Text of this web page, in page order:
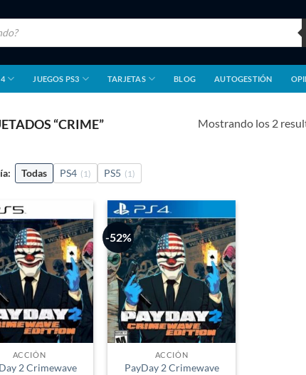
JUEGOS PS3 TARJETAS BLOG AUTOGESTIÓN
“CRIME” Mostrando los 2
Todas PS4 (1) PS5 (1)
ACCIÓN
2 Crimewave
-52%
ACCIÓN
PayDay 2 Crimewave